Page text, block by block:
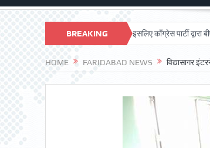
BREAKING
NEWS
पात्र मतदाताओं का नाम न कटे इसलिए काँग्रेस पार्टी द्वारा बीएलए 2
HOME FARIDABAD NEWS विद्यासागर